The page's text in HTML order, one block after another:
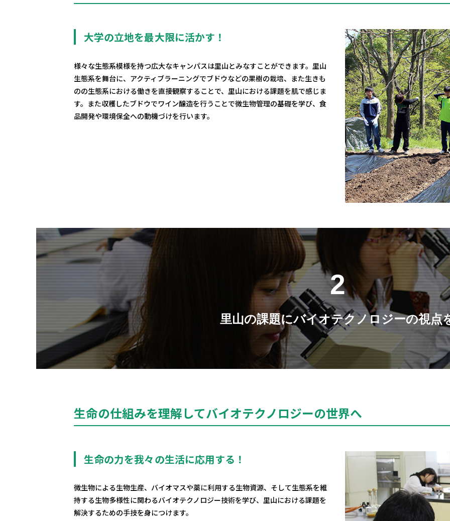
大学の立地を最大限に活かす！
様々な生態系模様を持つ広大なキャンパスは里山とみなすことができます。里山
生態系を舞台に、アクティブラーニングでブドウなどの果樹の栽培、また生きも
のの生態系における働きを直接観察することで、里山における課題を肌で感じま
す。また収穫したブドウでワイン醸造を行うことで微生物管理の基礎を学び、食
品開発や環境保全への動機づけを行います。
2
里山の課題にバイオテクノロジーの視点
生命の仕組みを理解してバイオテクノロジーの世界へ
生命の力を我々の生活に応用する！
微生物による生物生産、バイオマスや薬に利用する生物資源、そして生態系を維
持する生物多様性に関わるバイオテクノロジー技術を学び、里山における課題を
解決するための手技を身につけます。